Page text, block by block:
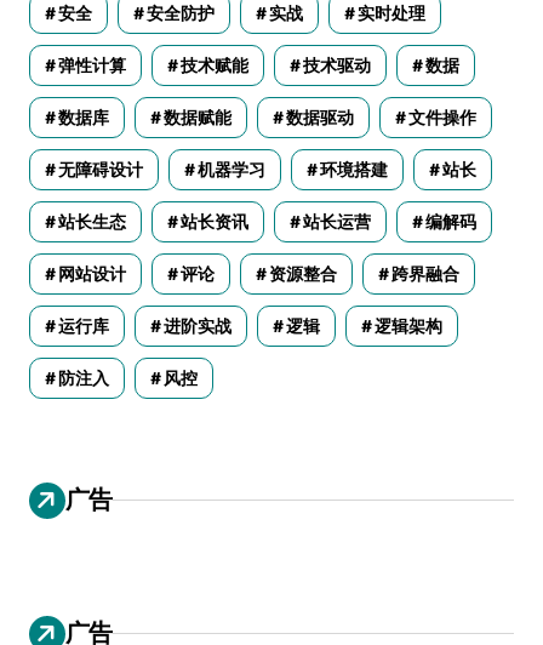
安全 安全防护 实战 实时处理
弹性计算 技术赋能 技术驱动 数据
数据库 数据赋能 数据驱动 文件操作
无障碍设计 机器学习 环境搭建 站长
站长生态 站长资讯 站长运营 编解码
网站设计 评论 资源整合 跨界融合
运行库 进阶实战 逻辑 逻辑架构
防注入 风控
广告
广告